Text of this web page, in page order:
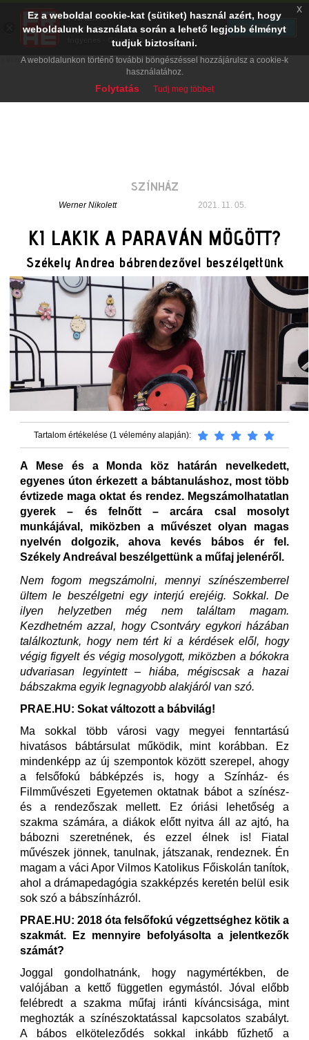
SZÍNHÁZ
Werner Nikolett 2021. 11. 05.
KI LAKIK A PARAVÁN MÖGÖTT?
Székely Andrea bábrendezővel beszélgettünk
Tartalom értékelése (1 vélemény alapján):
A Mese és a Monda köz határán nevelkedett,
egyenes úton érkezett a bábtanuláshoz, most több
évtizede maga oktat és rendez. Megszámolhatatlan
gyerek – és felnőtt – arcára csal mosolyt
munkájával, miközben a művészet olyan magas
nyelvén dolgozik, ahova kevés bábos ér fel.
Székely Andreával beszélgettünk a műfaj jelenéről.
Nem fogom megszámolni, mennyi színészemberrel
ültem le beszélgetni egy interjú erejéig. Sokkal. De
ilyen helyzetben még nem találtam magam.
Kezdhetném azzal, hogy Csontváry egykori házában
találkoztunk, hogy nem tért ki a kérdések elől, hogy
végig figyelt és végig mosolygott, miközben a bókokra
udvariasan legyintett – hiába, mégiscsak a hazai
bábszakma egyik legnagyobb alakjáról van szó.
PRAE.HU: Sokat változott a bábvilág!
Ma sokkal több városi vagy megyei fenntartású
hivatásos bábtársulat működik, mint korábban. Ez
mindenképp az új szempontok között szerepel, ahogy
a felsőfokú bábképzés is, hogy a Színház- és
Filmművészeti Egyetemen oktatnak bábot a színész-
és a rendezőszak mellett. Ez óriási lehetőség a
szakma számára, a diákok előtt nyitva áll az ajtó, ha
bábozni szeretnének, és ezzel élnek is! Fiatal
művészek jönnek, tanulnak, játszanak, rendeznek. Én
magam a váci Apor Vilmos Katolikus Főiskolán tanítok,
ahol a drámapedagógia szakképzés keretén belül esik
sok szó a bábszínházról.
PRAE.HU: 2018 óta felsőfokú végzettséghez kötik a
szakmát. Ez mennyire befolyásolta a jelentkezők
számát?
Joggal gondolhatnánk, hogy nagymértékben, de
valójában a kettő független egymástól. Jóval előbb
felébredt a szakma műfaj iránti kíváncsisága, mint
meghozták a színészoktatással kapcsolatos szabályt.
A bábos elköteleződés sokkal inkább fűzhető a
Ez a weboldal cookie-kat (sütiket) használ azért, hogy
weboldalunk használata során a lehető legjobb élményt
tudjuk biztosítani.
A weboldalunkon történő további böngészéssel hozzájárulsz a cookie-k
használatához.
Folytatás Tudj meg többet
x
PRAE.HU
Digital Evolution
Ingyenes - Google Play
TELEPÍTÉS